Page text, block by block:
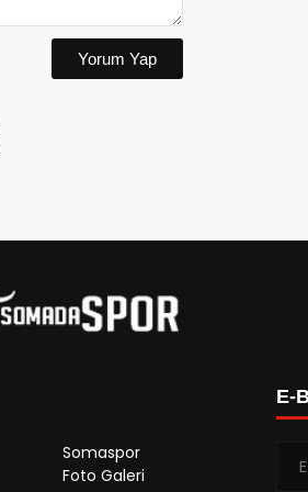
Yorum Yap
Somaspor
Foto Galeri
E-